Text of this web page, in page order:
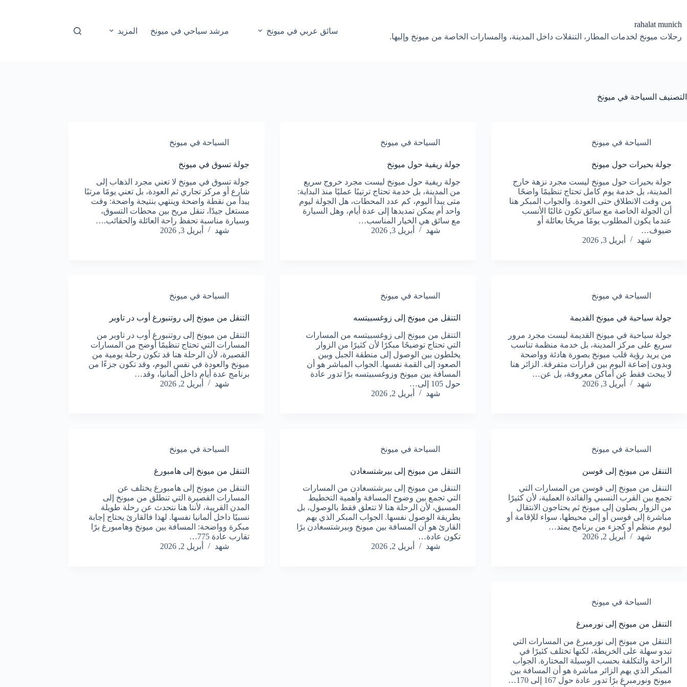
المحتوى
rahalat munich
رحلات ميونخ لخدمات المطار، التنقلات داخل المدينة، والمسارات الخاصة من ميونخ وإليها.
سائق عربي في ميونخ مرشد سياحي في ميونخ المزيد
التصنيف السياحة في ميونخ
السياحة في ميونخ
جولة بحيرات حول ميونخ
جولة بحيرات حول ميونخ ليست مجرد نزهة خارج
المدينة، بل خدمة يوم كامل تحتاج تنظيمًا واضحًا
من وقت الانطلاق حتى العودة. والجواب المبكر هنا
أن الجولة الخاصة مع سائق تكون غالبًا الأنسب
عندما يكون المطلوب يومًا مريحًا بعائلة أو
ضيوف…
شهد
أبريل 3, 2026
السياحة في ميونخ
جولة ريفية حول ميونخ
جولة ريفية حول ميونخ ليست مجرد خروج سريع
من المدينة، بل خدمة تحتاج ترتيبًا عمليًا منذ البداية:
متى يبدأ اليوم، كم عدد المحطات، هل الجولة ليوم
واحد أم يمكن تمديدها إلى عدة أيام، وهل السيارة
مع سائق هي الخيار المناسب…
شهد
أبريل 3, 2026
السياحة في ميونخ
جولة تسوق في ميونخ
جولة تسوق في ميونخ لا تعني مجرد الذهاب إلى
شارع أو مركز تجاري ثم العودة، بل تعني يومًا مرتبًا
يبدأ من نقطة واضحة وينتهي بنتيجة واضحة: وقت
مستغل جيدًا، تنقل مريح بين محطات التسوق،
وسيارة مناسبة تحفظ راحة العائلة والحقائب.…
شهد
أبريل 3, 2026
السياحة في ميونخ
جولة سياحية في ميونخ القديمة
جولة سياحية في ميونخ القديمة ليست مجرد مرور
سريع على مركز المدينة، بل خدمة منظمة تناسب
من يريد رؤية قلب ميونخ بصورة هادئة وواضحة
وبدون إضاعة اليوم بين قرارات متفرقة. الزائر هنا
لا يبحث فقط عن أماكن معروفة، بل عن…
شهد
أبريل 3, 2026
السياحة في ميونخ
التنقل من ميونخ إلى زوغسبيتسه
التنقل من ميونخ إلى زوغسبيتسه من المسارات
التي تحتاج توضيحًا مبكرًا لأن كثيرًا من الزوار
يخلطون بين الوصول إلى منطقة الجبل وبين
الصعود إلى القمة نفسها. الجواب المباشر هو أن
المسافة بين ميونخ وزوغسبيتسه برًا تدور عادة
حول 105 إلى…
شهد
أبريل 2, 2026
السياحة في ميونخ
التنقل من ميونخ إلى روتنبورغ أوب در تاوبر
التنقل من ميونخ إلى روتنبورغ أوب در تاوبر من
المسارات التي تحتاج تنظيمًا أوضح من المسارات
القصيرة، لأن الرحلة هنا قد تكون رحلة يومية من
ميونخ والعودة في نفس اليوم، وقد تكون جزءًا من
برنامج عدة أيام داخل ألمانيا، وقد…
شهد
أبريل 2, 2026
السياحة في ميونخ
التنقل من ميونخ إلى فوسن
التنقل من ميونخ إلى فوسن من المسارات التي
تجمع بين القرب النسبي والفائدة العملية، لأن كثيرًا
من الزوار يصلون إلى ميونخ ثم يحتاجون الانتقال
مباشرة إلى فوسن أو إلى محيطها، سواء للإقامة أو
ليوم منظم أو كجزء من برنامج يمتد…
شهد
أبريل 2, 2026
السياحة في ميونخ
التنقل من ميونخ إلى بيرشتسغادن
التنقل من ميونخ إلى بيرشتسغادن من المسارات
التي تجمع بين وضوح المسافة وأهمية التخطيط
المسبق، لأن الرحلة هنا لا تتعلق فقط بالوصول، بل
بطريقة الوصول نفسها. الجواب المبكر الذي يهم
القارئ هو أن المسافة بين ميونخ وبيرشتسغادن برًا
تكون عادة…
شهد
أبريل 2, 2026
السياحة في ميونخ
التنقل من ميونخ إلى هامبورغ
التنقل من ميونخ إلى هامبورغ يختلف عن
المسارات القصيرة التي تنطلق من ميونخ إلى
المدن القريبة، لأننا هنا نتحدث عن رحلة طويلة
نسبيًا داخل ألمانيا نفسها. لهذا فالقارئ يحتاج إجابة
مبكرة وواضحة: المسافة بين ميونخ وهامبورغ برًا
تقارب عادة 775…
شهد
أبريل 2, 2026
السياحة في ميونخ
التنقل من ميونخ إلى نورمبرغ
التنقل من ميونخ إلى نورمبرغ من المسارات التي
تبدو سهلة على الخريطة، لكنها تختلف كثيرًا في
الراحة والتكلفة بحسب الوسيلة المختارة. الجواب
المبكر الذي يهم الزائر مباشرة هو أن المسافة بين
ميونخ ونورمبرغ برًا تدور عادة حول 167 إلى 170…